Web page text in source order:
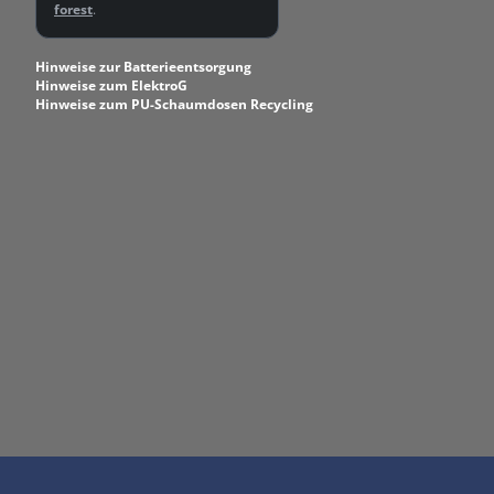
forest.
Hinweise zur Batterieentsorgung
Hinweise zum ElektroG
Hinweise zum PU-Schaumdosen Recycling